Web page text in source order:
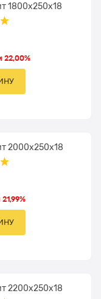
1800x250x18
22,00%
2000x250x18
21,99%
2200x250x18